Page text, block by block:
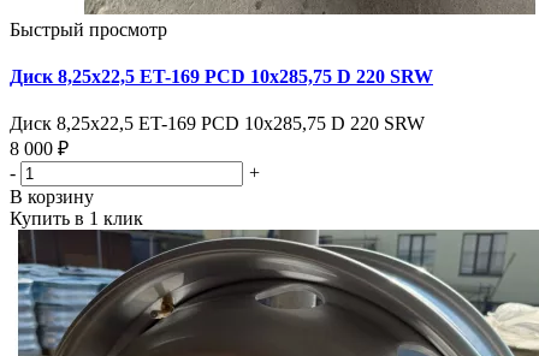
Быстрый просмотр
Диск 8,25х22,5 ET-169 PCD 10x285,75 D 220 SRW
Диск 8,25х22,5 ET-169 PCD 10x285,75 D 220 SRW
8 000 ₽
-
+
В корзину
Купить в 1 клик